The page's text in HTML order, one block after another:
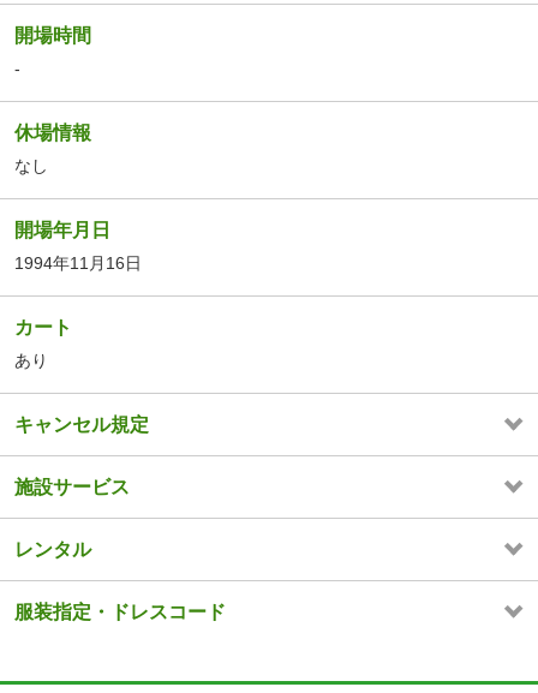
開場時間
-
休場情報
なし
開場年月日
1994年11月16日
カート
あり
キャンセル規定
施設サービス
レンタル
服装指定・ドレスコード